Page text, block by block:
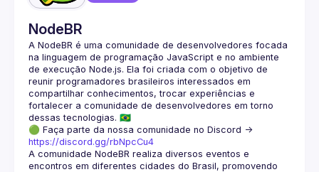
NodeBR
A NodeBR é uma comunidade de desenvolvedores focada
na linguagem de programação JavaScript e no ambiente
de execução Node.js. Ela foi criada com o objetivo de
reunir programadores brasileiros interessados em
compartilhar conhecimentos, trocar experiências e
fortalecer a comunidade de desenvolvedores em torno
🟢 Faça parte da nossa comunidade no Discord ->
https://discord.gg/rbNpcCu4
A comunidade NodeBR realiza diversos eventos e
encontros em diferentes cidades do Brasil, promovendo